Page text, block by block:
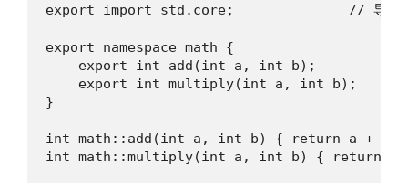
export import std.core;              // 导入标准
export namespace math {
    export int add(int a, int b);
    export int multiply(int a, int b);
}
int math::add(int a, int b) { return a + b;
int math::multiply(int a, int b) { return